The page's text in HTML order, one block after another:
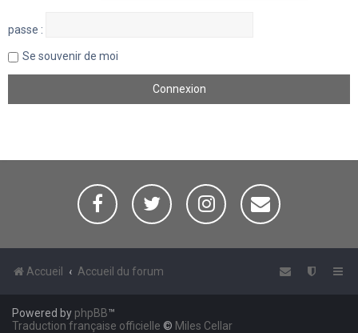
passe :
Se souvenir de moi
Accueil Accueil du forum
Powered by phpBB™
Traduction française officielle © Miles Cellar